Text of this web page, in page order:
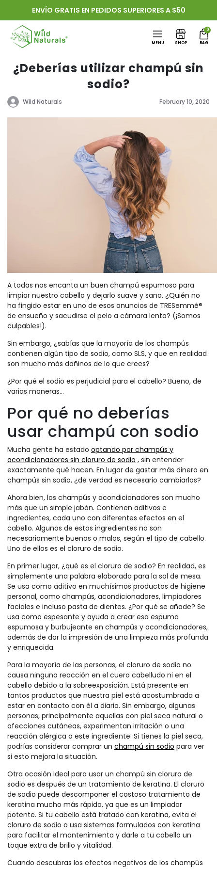
directamente
al contenido
ENVÍO GRATIS EN PEDIDOS SUPERIORES A $50
MENU SHOP
0
BAG
¿Deberías utilizar champú sin
sodio?
Wild Naturals February 10, 2020
A todas nos encanta un buen champú espumoso para
limpiar nuestro cabello y dejarlo suave y sano. ¿Quién no
ha fingido estar en uno de esos anuncios de TRESemmé®
de ensueño y sacudirse el pelo a cámara lenta? (¡Somos
culpables!).
Sin embargo, ¿sabías que la mayoría de los champús
contienen algún tipo de sodio, como SLS, y que en realidad
son mucho más dañinos de lo que crees?
¿Por qué el sodio es perjudicial para el cabello? Bueno, de
varias maneras…
Por qué no deberías
usar champú con sodio
Mucha gente ha estado optando por champús y
acondicionadores sin cloruro de sodio , sin entender
exactamente qué hacen. En lugar de gastar más dinero en
champús sin sodio, ¿de verdad es necesario cambiarlos?
Ahora bien, los champús y acondicionadores son mucho
más que un simple jabón. Contienen aditivos e
ingredientes, cada uno con diferentes efectos en el
cabello. Algunos de estos ingredientes no son
necesariamente buenos o malos, según el tipo de cabello.
Uno de ellos es el cloruro de sodio.
En primer lugar, ¿qué es el cloruro de sodio? En realidad, es
simplemente una palabra elaborada para la sal de mesa.
Se usa como aditivo en muchísimos productos de higiene
personal, como champús, acondicionadores, limpiadores
faciales e incluso pasta de dientes. ¿Por qué se añade? Se
usa como espesante y ayuda a crear esa espuma
espumosa y burbujeante en champús y acondicionadores,
además de dar la impresión de una limpieza más profunda
y enriquecida.
Para la mayoría de las personas, el cloruro de sodio no
causa ninguna reacción en el cuero cabelludo ni en el
cabello debido a la sobreexposición. Está presente en
tantos productos que nuestra piel está acostumbrada a
estar en contacto con él a diario. Sin embargo, algunas
personas, principalmente aquellas con piel seca natural o
afecciones cutáneas, experimentan irritación o una
reacción alérgica a este ingrediente. Si tienes la piel seca,
podrías considerar comprar un champú sin sodio para ver
si esto mejora la situación.
Otra ocasión ideal para usar un champú sin cloruro de
sodio es después de un tratamiento de keratina. El cloruro
de sodio puede descomponer el costoso tratamiento de
keratina mucho más rápido, ya que es un limpiador
potente. Si tu cabello está tratado con keratina, evita el
cloruro de sodio o usa sistemas formulados con keratina
para facilitar el mantenimiento y darle a tu cabello un
toque extra de brillo y vitalidad.
Cuando descubras los efectos negativos de los champús